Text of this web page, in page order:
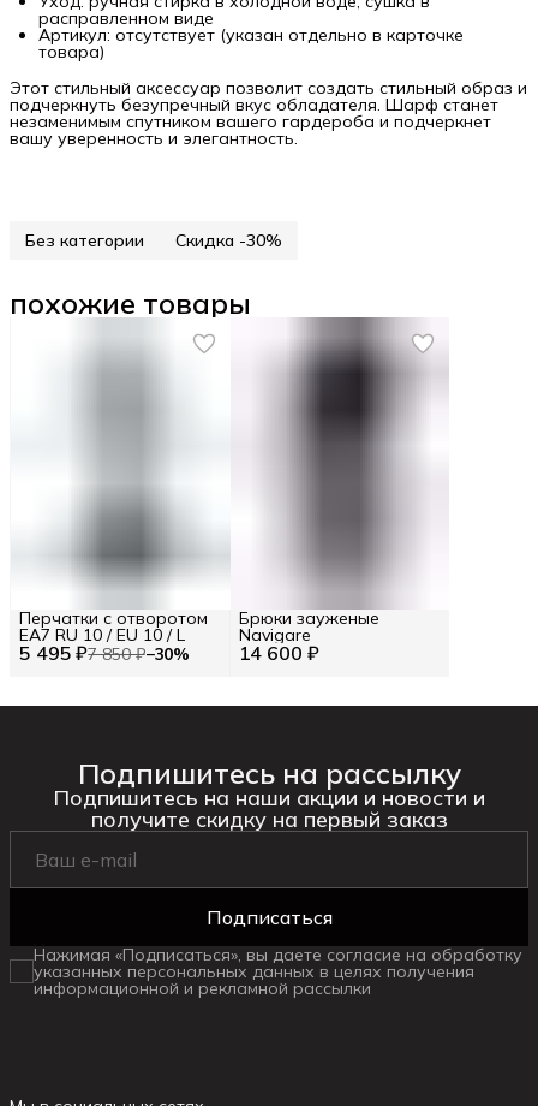
расправленном виде
Артикул: отсутствует (указан отдельно в карточке
товара)
Этот стильный аксессуар позволит создать стильный образ и
подчеркнуть безупречный вкус обладателя. Шарф станет
незаменимым спутником вашего гардероба и подчеркнет
вашу уверенность и элегантность.
Без категории Скидка -30%
похожие товары
5 495 ₽7 850 ₽−30%
Перчатки с отворотом
EA7 RU 10 / EU 10 / L
14 600 ₽
Брюки зауженые
Navigare
Подпишитесь на рассылку
Подпишитесь на наши акции и новости и
получите скидку на первый заказ
Подписаться
Нажимая «Подписаться», вы даете согласие на обработку
указанных персональных данных в целях получения
информационной и рекламной рассылки